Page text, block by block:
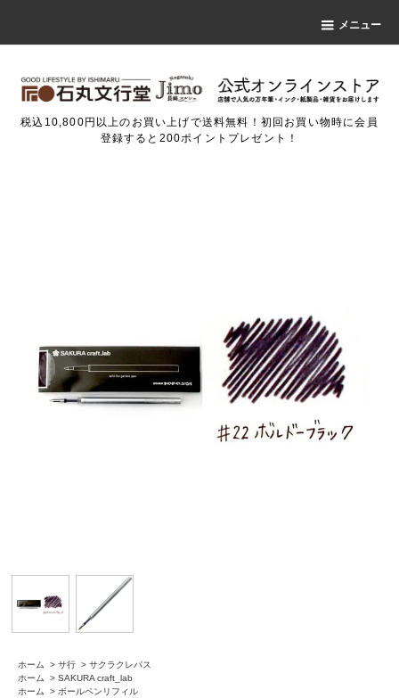
メニュー
税込10,800円以上のお買い上げで送料無料！初回お買い物時に会員
登録すると200ポイントプレゼント！
ホーム > サ行 > サクラクレパス
ホーム
> SAKURA craft_lab
ホーム
> ボールペンリフィル